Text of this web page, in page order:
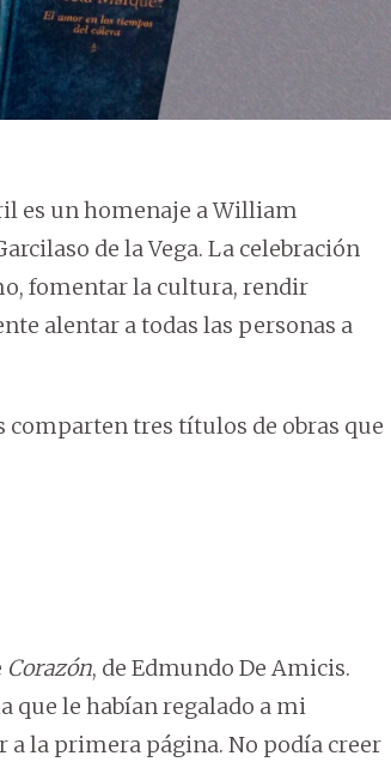
es un homenaje a William
de la Vega. La celebración
fomentar la cultura, rendir
alentar a todas las personas a
comparten tres títulos de obras que
Corazón, de Edmundo De Amicis.
que le habían regalado a mi
la primera página. No podía creer